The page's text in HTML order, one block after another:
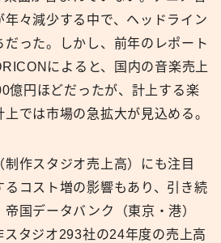
々減少する中で、ヘッドライン
だった。しかし、前年のレポート
によると、国内の音楽売上
億円ほどだったが、計上する楽
では市場の急拡大が見込める。
作スタジオ売上高）にも注目
るコスト増の影響もあり、引き続
国データバンク（東京・港）
スタジオ293社の24年度の売上高